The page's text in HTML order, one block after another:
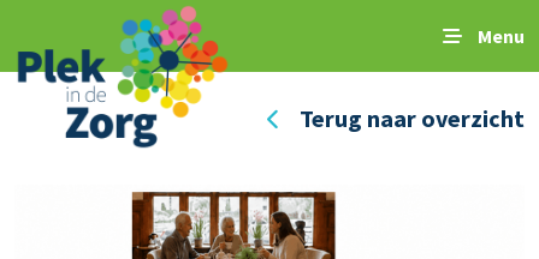
Menu
Terug naar overzicht